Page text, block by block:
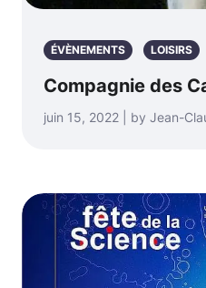
ÉVÈNEMENTS LOISIRS
Compagnie des
juin 15, 2022 | by Jean-